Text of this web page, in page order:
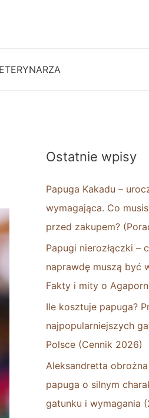
Ostatnie wpisy
Papuga Kakadu –
wymagająca. Co
przed zakupem?
Papugi nierozłączki –
naprawdę muszą być
Fakty i mity o
Ile kosztuje papuga?
najpopularniejszych
Polsce (Cennik 2026)
Aleksandretta
papuga o silnym
gatunku i wymagania